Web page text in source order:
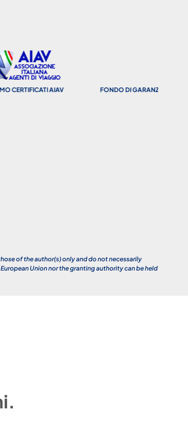
AIAV FONDO DI GARANZIA
of the author(s) only and do not necessarily
Union nor the granting authority can be held